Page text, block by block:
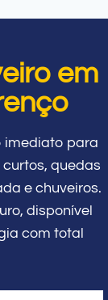
em
imediato para
quedas
e chuveiros.
disponível
com total